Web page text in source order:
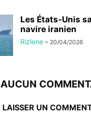
Les États-Unis
navire iranien
Rizlene - 20/04/2026
AUCUN
LAISSER UN